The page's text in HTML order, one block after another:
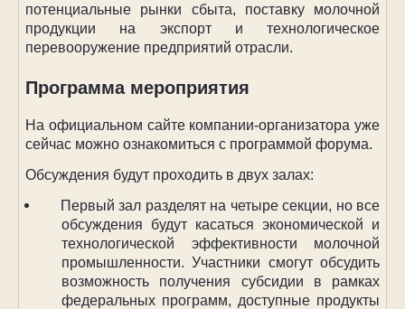
потенциальные рынки сбыта, поставку молочной
продукции на экспорт и технологическое
перевооружение предприятий отрасли.
Программа мероприятия
На официальном сайте компании-организатора уже
сейчас можно ознакомиться с программой форума.
Обсуждения будут проходить в двух залах:
Первый зал разделят на четыре секции, но все
обсуждения будут касаться экономической и
технологической эффективности молочной
промышленности. Участники смогут обсудить
возможность получения субсидии в рамках
федеральных программ, доступные продукты